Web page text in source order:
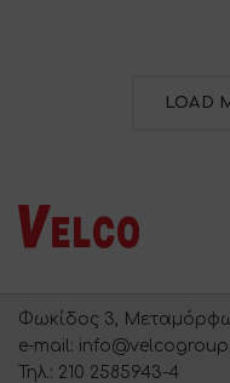
LOAD
Φωκίδος 3,
e-mail:
Τηλ.: 210 2585943-4